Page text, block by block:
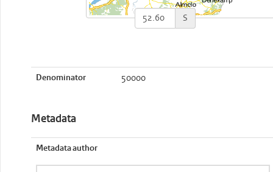
S
Denominator 50000
Metadata
Metadata author